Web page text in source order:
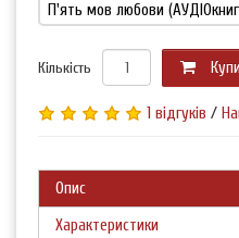
П'ять мов любови
Кількість
1 відгуків /
Опис
Характеристики